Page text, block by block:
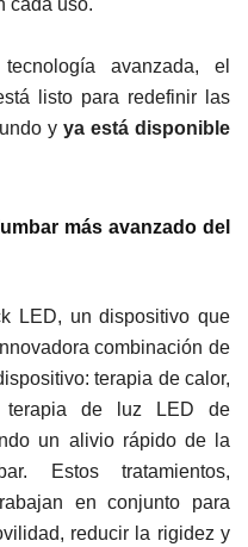
cada uso.
avanzada, el
listo para redefinir las
y ya está disponible
más avanzado del
LED, un dispositivo que
combinación de
terapia de calor,
terapia de luz LED de
un alivio rápido de la
Estos tratamientos,
en conjunto para
reducir la rigidez y